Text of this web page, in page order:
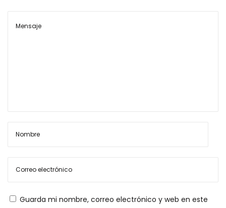
Guarda mi nombre, correo electrónico y web en este